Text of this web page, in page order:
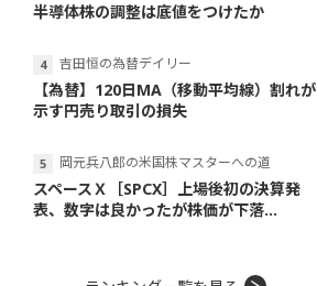
半導体株の調整は底値をつけたか
吉田恒の為替デイリー
【為替】120日MA（移動平均線）割れが
示す円売り取引の損失
岡元兵八郎の米国株マスターへの道
スペースＸ［SPCX］上場後初の決算発
表、数字は良かったが株価が下落...